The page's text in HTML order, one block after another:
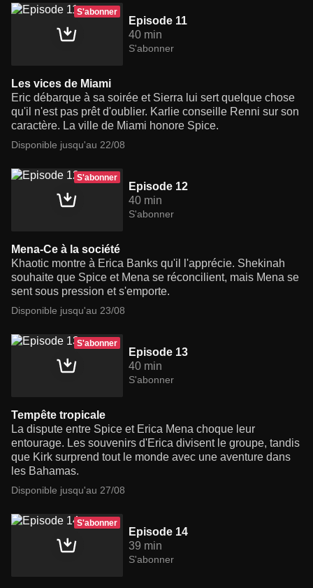
S'abonner
Episode 11
40 min
S'abonner
Les vices de Miami
Eric débarque à sa soirée et Sierra lui sert quelque chose
qu'il n'est pas prêt d'oublier. Karlie conseille Renni sur son
caractère. La ville de Miami honore Spice.
Disponible jusqu'au 22/08
S'abonner
Episode 12
40 min
S'abonner
Mena-Ce à la société
Khaotic montre à Erica Banks qu'il l'apprécie. Shekinah
souhaite que Spice et Mena se réconcilient, mais Mena se
sent sous pression et s'emporte.
Disponible jusqu'au 23/08
S'abonner
Episode 13
40 min
S'abonner
Tempête tropicale
La dispute entre Spice et Erica Mena choque leur
entourage. Les souvenirs d'Erica divisent le groupe, tandis
que Kirk surprend tout le monde avec une aventure dans
les Bahamas.
Disponible jusqu'au 27/08
S'abonner
Episode 14
39 min
S'abonner